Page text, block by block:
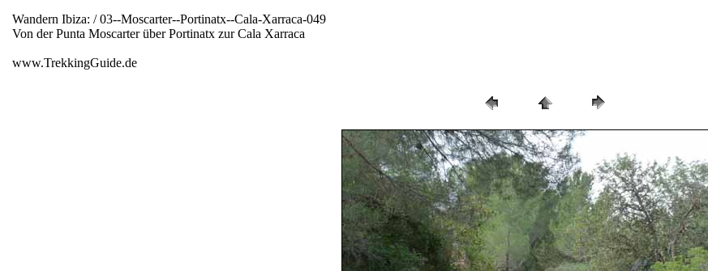
Wandern Ibiza: / 03--Moscarter--Portinatx--Cala-Xarraca-049
Von der Punta Moscarter über Portinatx zur Cala Xarraca
www.TrekkingGuide.de